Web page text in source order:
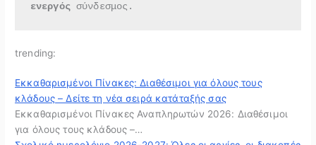
ενεργός σύνδεσμος.
trending:
Εκκαθαρισμένοι Πίνακες: Διαθέσιμοι για όλους τους
κλάδους – Δείτε τη νέα σειρά κατάταξής σας
Εκκαθαρισμένοι Πίνακες Αναπληρωτών 2026: Διαθέσιμοι
για όλους τους κλάδους –…